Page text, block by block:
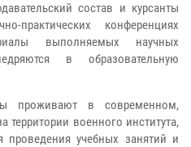
состав и курсанты
практических конференциях
выполняемых научных
в образовательную
проживают в современном,
военного института,
проведения учебных занятий и